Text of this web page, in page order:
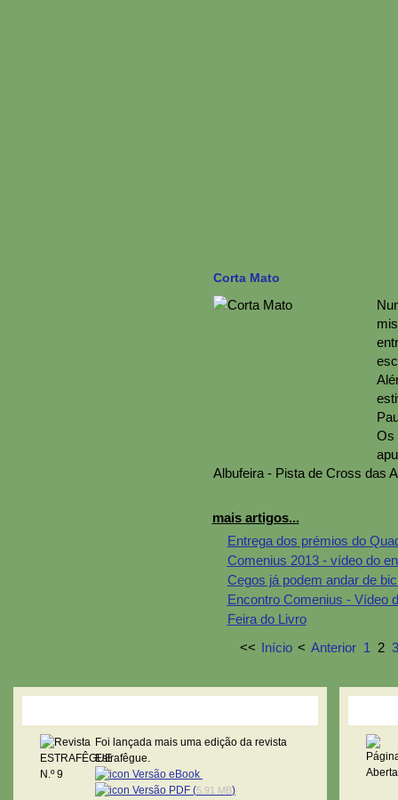
Corta Mato
Os
Albufeira - Pista de Cross das
mais artigos...
Entrega dos prémios do
Comenius 2013 - vídeo do
Cegos já podem andar de
Encontro Comenius - Vídeo
Feira do Livro
<< Início < Anterior 1 2 3
Foi lançada mais uma edição da revista
Estrafêgue.
Versão eBook
Versão PDF (5.91 MB)